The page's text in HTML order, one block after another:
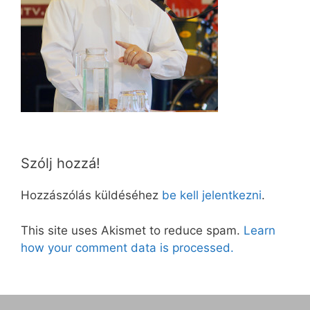
Szólj hozzá!
Hozzászólás küldéséhez be kell jelentkezni.
This site uses Akismet to reduce spam. Learn
how your comment data is processed.